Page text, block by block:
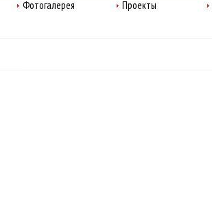
Фотогалерея Проекты